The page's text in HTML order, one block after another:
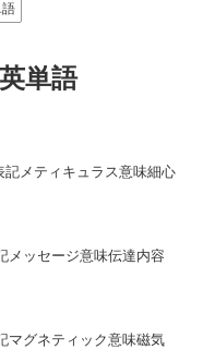
単語
メティキュラス意味細心
メッセージ意味伝達内容
マグネティック意味磁気